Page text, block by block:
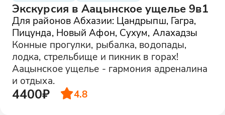
Экскурсия в Аацынское ущелье 9в1
Для районов Абхазии: Цандрыпш, Гагра,
Пицунда, Новый Афон, Сухум, Алахадзы
Конные прогулки, рыбалка, водопады,
лодка, стрельбище и пикник в горах!
Аацынское ущелье - гармония адреналина
и отдыха.
4400₽ 4.8